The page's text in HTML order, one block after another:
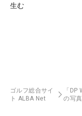
生む
ゴルフ総合サイ
ト ALBA Net
「DP
の写